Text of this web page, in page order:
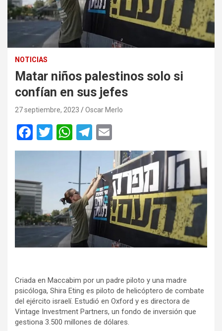
NOTICIAS
Matar niños palestinos solo si
confían en sus jefes
27 septiembre, 2023 Oscar Merlo
F
a
b
o
o
k
T
wi
W
h
at
s
A
p
p
T
el
e
gr
a
m
m
ail
Criada en Maccabim por un padre piloto y una madre
psicóloga, Shira Eting es piloto de helicóptero de combate
del ejército israelí. Estudió en Oxford y es directora de
Vintage Investment Partners, un fondo de inversión que
gestiona 3.500 millones de dólares.